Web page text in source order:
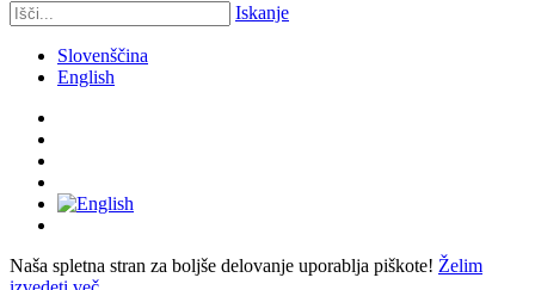
Iskanje
Slovenščina
English
Naša spletna stran za boljše delovanje uporablja piškote! Želim